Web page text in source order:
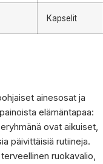
Kapselit
ainesosat ja
elämäntapaa:
ovat aikuiset,
päivittäisiä rutiineja.
ruokavalio,